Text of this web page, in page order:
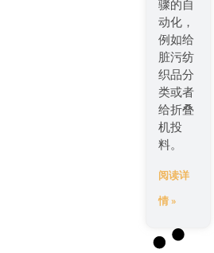
骤的自
动化，
例如给
脏污纺
织品分
类或者
给折叠
机投
料。
阅读详
情 »